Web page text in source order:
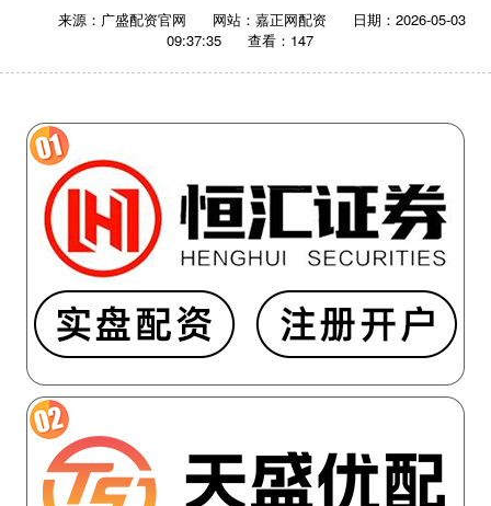
来源：广盛配资官网 网站：嘉正网配资
日期：2026-05-03
09:37:35
查看：147